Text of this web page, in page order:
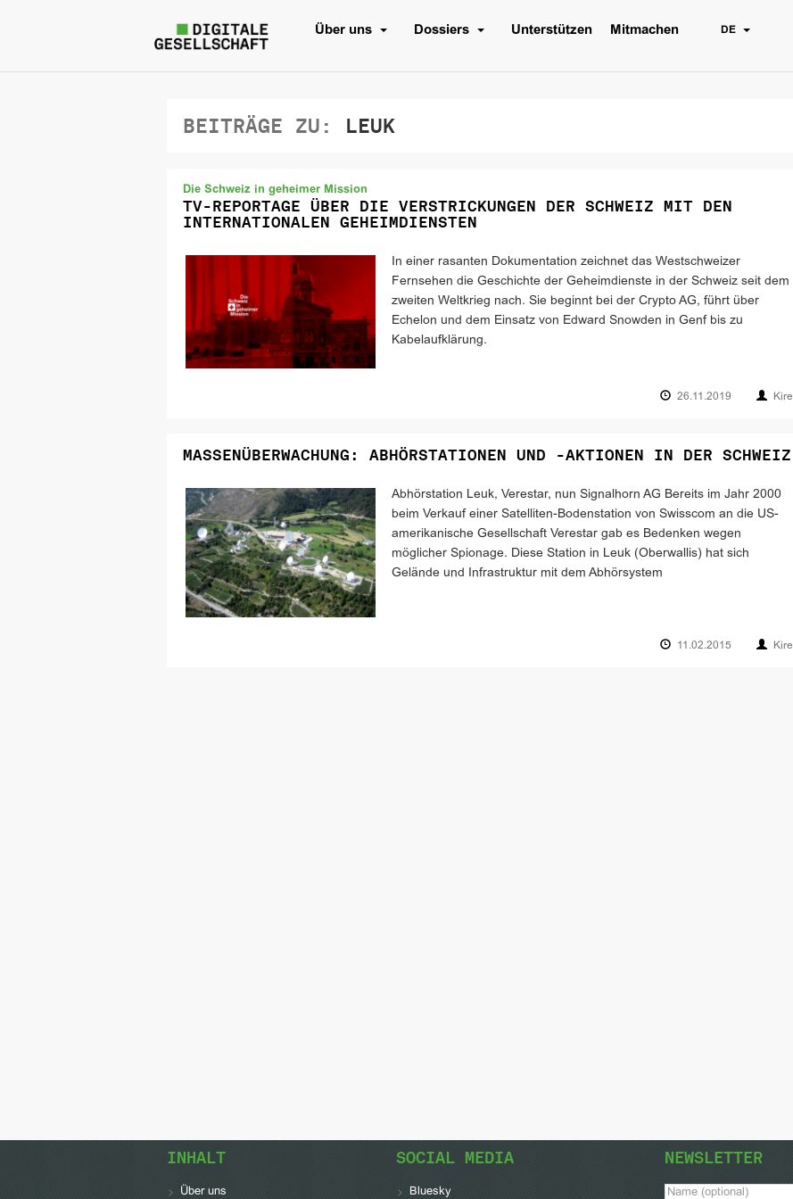
Über uns Dossiers Unterstützen Mitmachen DE
BEITRÄGE ZU: LEUK
Die Schweiz in geheimer Mission
TV-REPORTAGE ÜBER DIE VERSTRICKUNGEN DER SCHWEIZ MIT DEN
INTERNATIONALEN GEHEIMDIENSTEN
In einer rasanten Dokumentation zeichnet das Westschweizer
Fernsehen die Geschichte der Geheimdienste in der Schweiz seit dem
zweiten Weltkrieg nach. Sie beginnt bei der Crypto AG, führt über
Echelon und dem Einsatz von Edward Snowden in Genf bis zu
Kabelaufklärung.
26.11.2019 Kire
MASSENÜBERWACHUNG: ABHÖRSTATIONEN UND -AKTIONEN IN DER SCHWEIZ
Abhörstation Leuk, Verestar, nun Signalhorn AG Bereits im Jahr 2000
beim Verkauf einer Satelliten-Bodenstation von Swisscom an die US-
amerikanische Gesellschaft Verestar gab es Bedenken wegen
möglicher Spionage. Diese Station in Leuk (Oberwallis) hat sich
Gelände und Infrastruktur mit dem Abhörsystem
11.02.2015 Kire
INHALT
Über uns
SOCIAL MEDIA
Bluesky
NEWSLETTER